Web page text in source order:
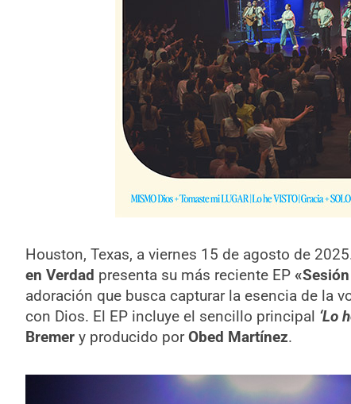
Houston, Texas, a viernes 15 de agosto de
en Verdad presenta su más reciente EP
adoración que busca capturar la esencia de la
con Dios. El EP incluye el sencillo principal ‘Lo
Bremery producido porObed Martínez.